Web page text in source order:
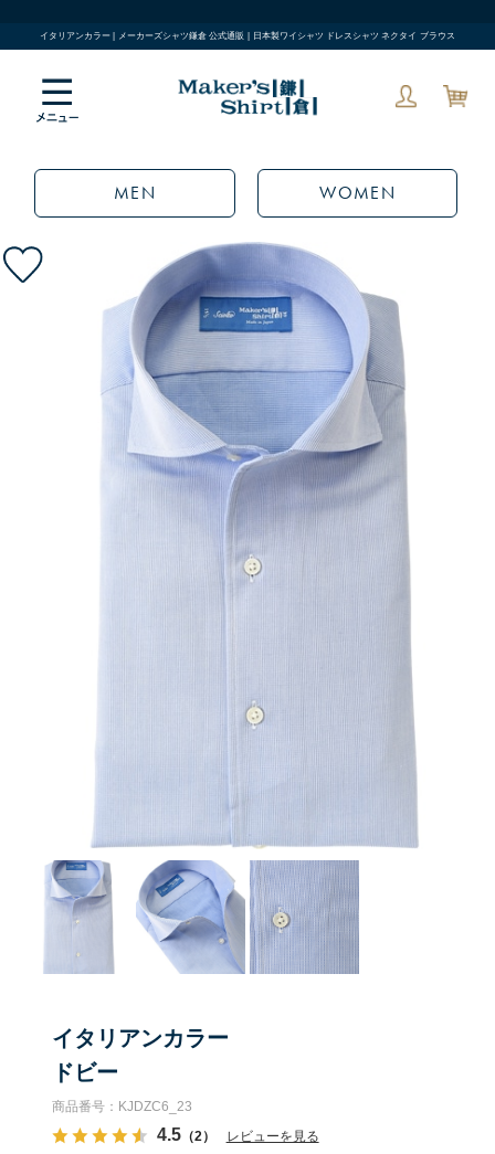
イタリアンカラー | メーカーズシャツ鎌倉 公式通販 | 日本製ワイシャツ ドレスシャツ ネクタイ ブラウス
MEN WOMEN
イタリアンカラー
ドビー
商品番号：KJDZC6_23
4.5（2） レビューを見る